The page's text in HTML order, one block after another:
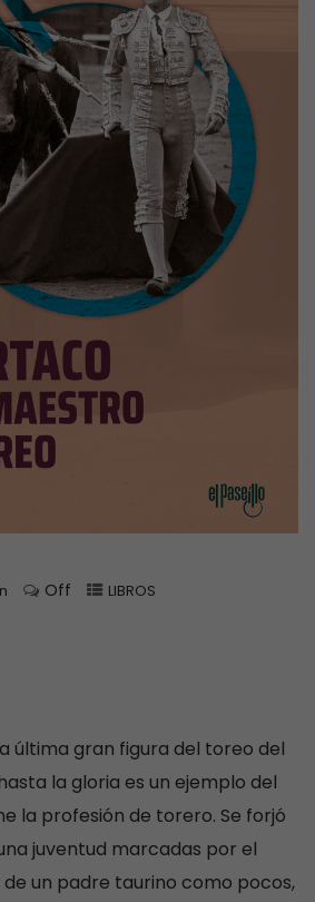
Off LIBROS
última gran figura del toreo del
la gloria es un ejemplo del
la profesión de torero. Se forjó
juventud marcadas por el
un padre taurino como pocos,